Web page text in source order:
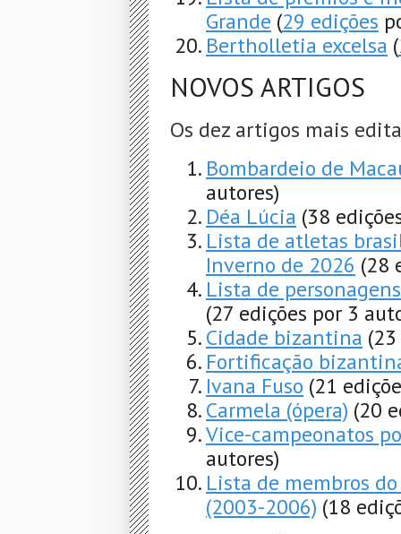
Grande (29 edições
Bertholletia excelsa (
NOVOS ARTIGOS
Os dez artigos mais
Bombardeio de
autores)
Déa Lúcia (38
Lista de atletas
Inverno de 2026 (28
Lista de
(27 edições por 3
Cidade bizantina
Fortificação
Ivana Fuso (21
Carmela (ópera) (20
Vice-campeonatos
autores)
Lista de membros
(2003-2006) (18